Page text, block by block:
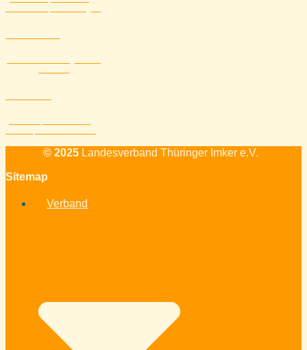
© 2025 Landesverband Thüringer Imker e.V.
Sitemap
Verband